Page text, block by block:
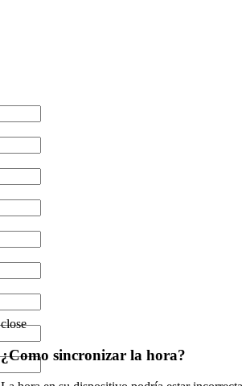
close
¿Como sincronizar la hora?